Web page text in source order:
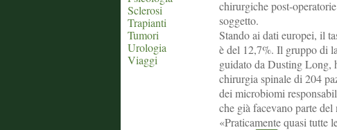
Sclerosi
Trapianti
Tumori
Urologia
Viaggi
chirurgiche post-
soggetto.
Stando ai dati europei, il
è del 12,7%. Il gruppo di
guidato da Dusting Long,
chirurgia spinale di 204
dei microbiomi
che già facevano parte
«Praticamente quasi tutte